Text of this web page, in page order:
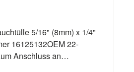
5/16" (8mm) x 1/4"
16125132OEM 22-
Anschluss an